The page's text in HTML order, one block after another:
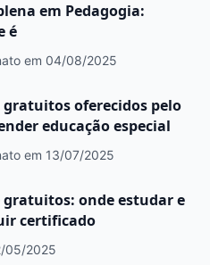
em Pedagogia:
é
em 04/08/2025
gratuitos oferecidos pelo
educação especial
em 13/07/2025
gratuitos: onde estudar e
certificado
05/2025